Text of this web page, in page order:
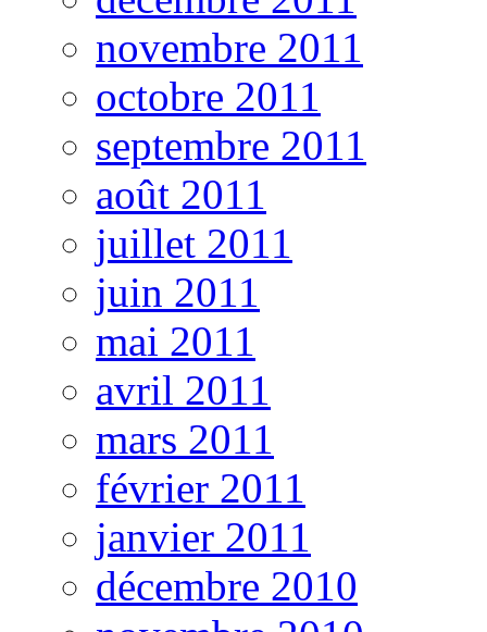
novembre 2011
octobre 2011
septembre 2011
août 2011
juillet 2011
juin 2011
mai 2011
avril 2011
mars 2011
février 2011
janvier 2011
décembre 2010